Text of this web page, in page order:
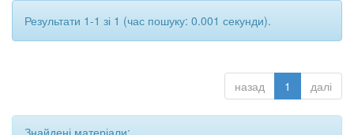
Результати 1-1 зі 1 (час пошуку: 0.001 секунди).
назад 1 далі
Знайдені матеріали: